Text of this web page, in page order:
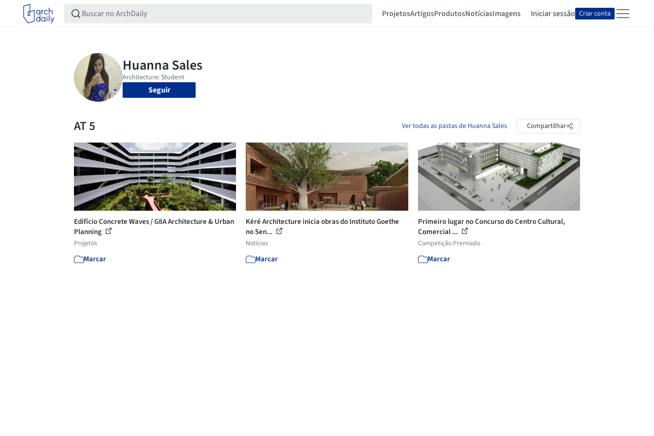
ProjetosArtigosProdutosNotíciasImagens Iniciar sessão Criar conta
Seguir
AT 5 Ver todas as pastas de Huanna Sales Compartilhar
Edifício Concrete Waves / G8A Architecture & Urban
Planning
Projetos
Marcar
Kéré Architecture inicia obras do Instituto Goethe
no Sen...
Notícias
Marcar
Primeiro lugar no Concurso do Centro Cultural,
Comercial ...
Competição Premiado
Marcar